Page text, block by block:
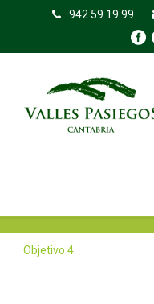
942 59 19 99
Objetivo 4